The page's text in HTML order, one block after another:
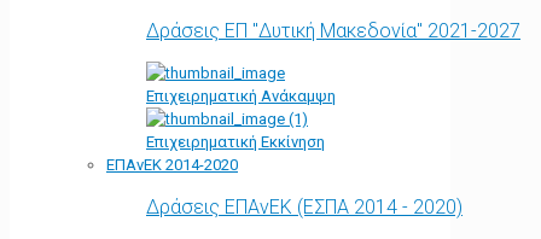
Δράσεις ΕΠ "Δυτική Μακεδονία" 2021-2027
Επιχειρηματική Ανάκαμψη
Επιχειρηματική Εκκίνηση
ΕΠΑνΕΚ 2014-2020
Δράσεις ΕΠΑνΕΚ (ΕΣΠΑ 2014 - 2020)